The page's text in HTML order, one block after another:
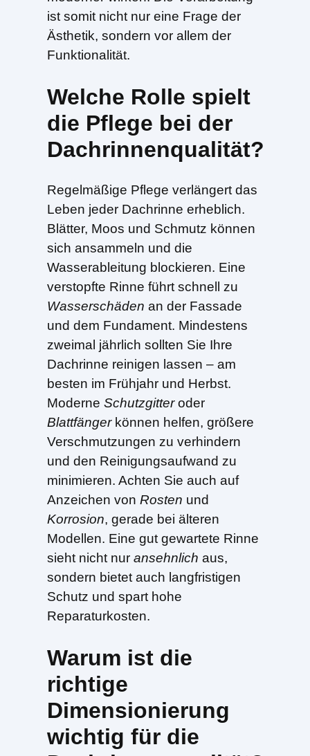
ist somit nicht nur eine Frage der
Ästhetik, sondern vor allem der
Funktionalität.
Welche Rolle spielt
die Pflege bei der
Dachrinnenqualität?
Regelmäßige Pflege verlängert das
Leben jeder Dachrinne erheblich.
Blätter, Moos und Schmutz können
sich ansammeln und die
Wasserableitung blockieren. Eine
verstopfte Rinne führt schnell zu
Wasserschäden an der Fassade
und dem Fundament. Mindestens
zweimal jährlich sollten Sie Ihre
Dachrinne reinigen lassen – am
besten im Frühjahr und Herbst.
Moderne Schutzgitteroder
Blattfängerkönnen helfen, größere
Verschmutzungen zu verhindern
und den Reinigungsaufwand zu
minimieren. Achten Sie auch auf
Anzeichen von Rosten und
Korrosion, gerade bei älteren
Modellen. Eine gut gewartete Rinne
sieht nicht nur ansehnlich aus,
sondern bietet auch langfristigen
Schutz und spart hohe
Reparaturkosten.
Warum ist die
richtige
Dimensionierung
wichtig für die